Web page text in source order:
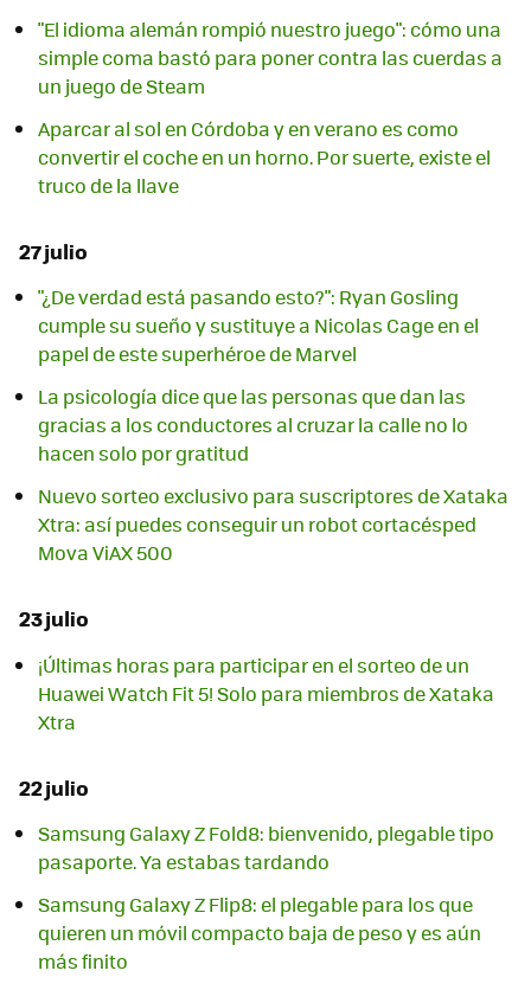
"El idioma alemán rompió nuestro juego": cómo una
simple coma bastó para poner contra las cuerdas a
un juego de Steam
Aparcar al sol en Córdoba y en verano es como
convertir el coche en un horno. Por suerte, existe el
truco de la llave
27 julio
"¿De verdad está pasando esto?": Ryan Gosling
cumple su sueño y sustituye a Nicolas Cage en el
papel de este superhéroe de Marvel
La psicología dice que las personas que dan las
gracias a los conductores al cruzar la calle no lo
hacen solo por gratitud
Nuevo sorteo exclusivo para suscriptores de Xataka
Xtra: así puedes conseguir un robot cortacésped
Mova ViAX 500
23 julio
¡Últimas horas para participar en el sorteo de un
Huawei Watch Fit 5! Solo para miembros de Xataka
Xtra
22 julio
Samsung Galaxy Z Fold8: bienvenido, plegable tipo
pasaporte. Ya estabas tardando
Samsung Galaxy Z Flip8: el plegable para los que
quieren un móvil compacto baja de peso y es aún
más finito